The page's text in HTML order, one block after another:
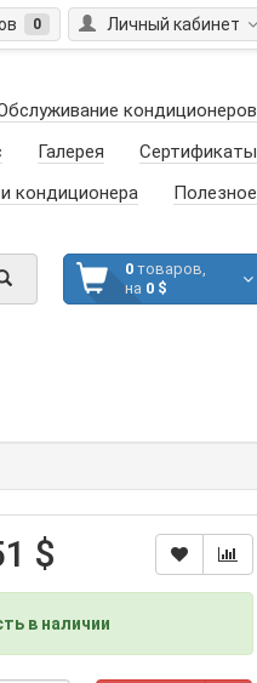
Личный кабинет
0
кондиционеров
Галерея
Сертификаты
кондиционера
Полезное
0товаров,
на 0 $
$
в наличии